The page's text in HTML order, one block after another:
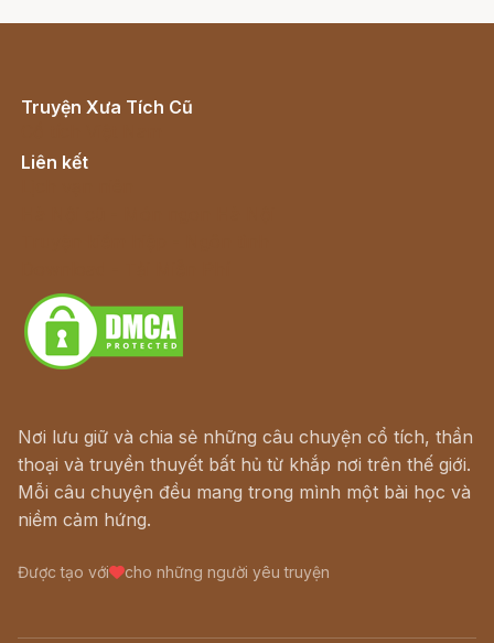
Truyện Xưa Tích Cũ
Liên kết
Nơi lưu giữ và chia sẻ những câu chuyện cổ tích, thần
thoại và truyền thuyết bất hủ từ khắp nơi trên thế giới.
Mỗi câu chuyện đều mang trong mình một bài học và
niềm cảm hứng.
Được tạo với cho những người yêu truyện